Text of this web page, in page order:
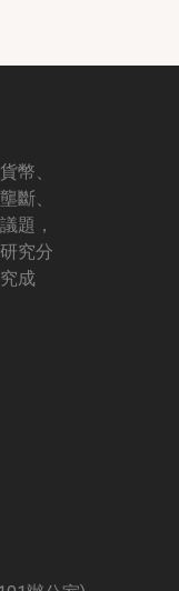
幣、
斷、
題，
究分
成